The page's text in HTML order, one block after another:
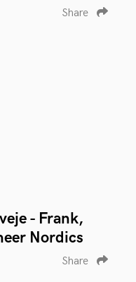
Share
- Frank,
Nordics
Share